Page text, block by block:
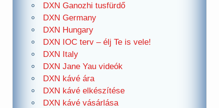
DXN Ganozhi tusfürdő
DXN Germany
DXN Hungary
DXN IOC terv – élj Te is vele!
DXN Italy
DXN Jane Yau videók
DXN kávé ára
DXN kávé elkészítése
DXN kávé vásárlása